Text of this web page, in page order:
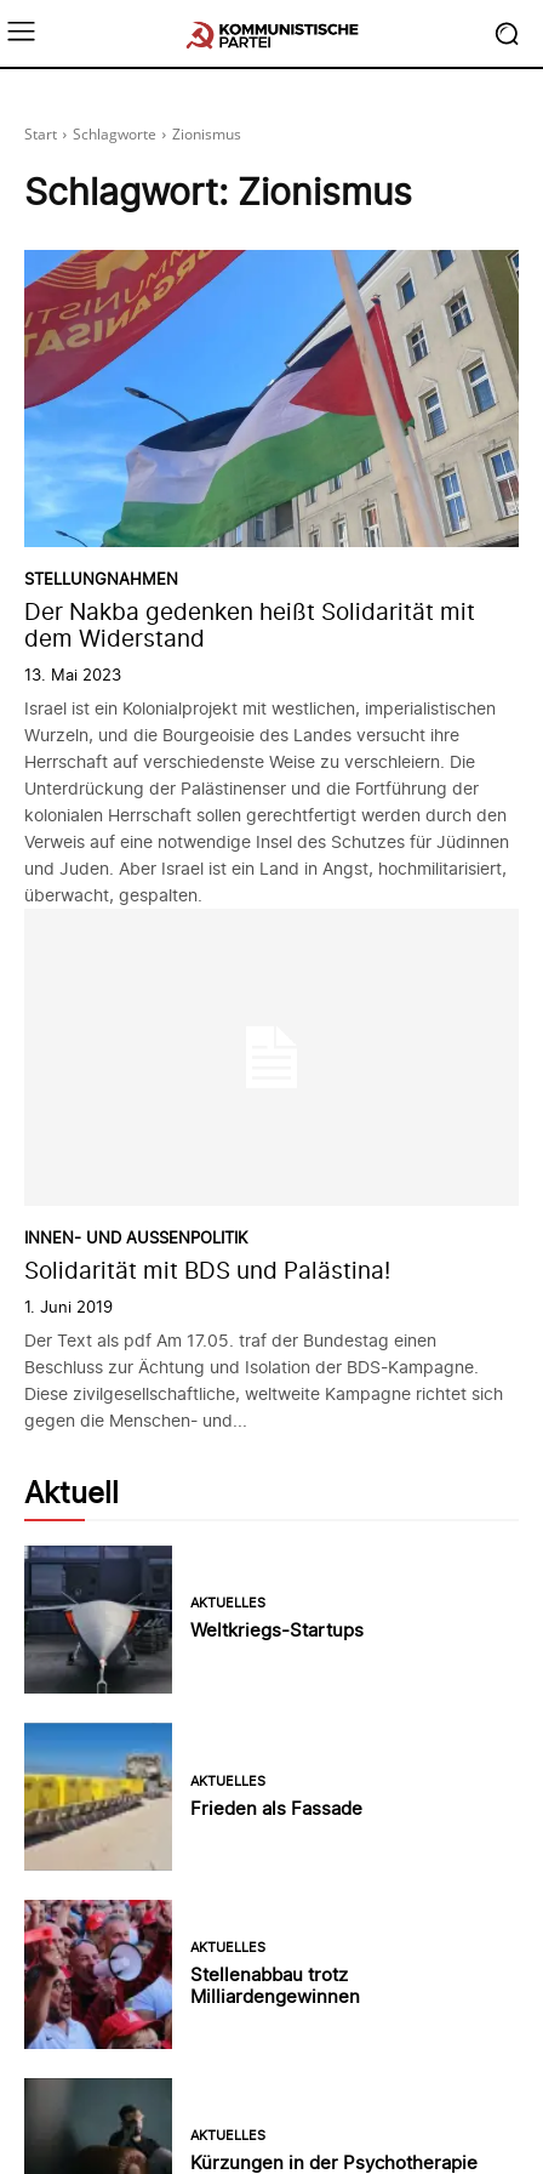
Start Schlagworte Zionismus
Schlagwort: Zionismus
STELLUNGNAHMEN
Der Nakba gedenken heißt Solidarität mit
dem Widerstand
13. Mai 2023
Israel ist ein Kolonialprojekt mit westlichen, imperialistischen
Wurzeln, und die Bourgeoisie des Landes versucht ihre
Herrschaft auf verschiedenste Weise zu verschleiern. Die
Unterdrückung der Palästinenser und die Fortführung der
kolonialen Herrschaft sollen gerechtfertigt werden durch den
Verweis auf eine notwendige Insel des Schutzes für Jüdinnen
und Juden. Aber Israel ist ein Land in Angst, hochmilitarisiert,
überwacht, gespalten.
INNEN- UND AUSSENPOLITIK
Solidarität mit BDS und Palästina!
1. Juni 2019
Der Text als pdf Am 17.05. traf der Bundestag einen
Beschluss zur Ächtung und Isolation der BDS-Kampagne.
Diese zivilgesellschaftliche, weltweite Kampagne richtet sich
gegen die Menschen- und...
Aktuell
AKTUELLES
Weltkriegs-Startups
AKTUELLES
Frieden als Fassade
AKTUELLES
Stellenabbau trotz
Milliardengewinnen
AKTUELLES
Kürzungen in der Psychotherapie